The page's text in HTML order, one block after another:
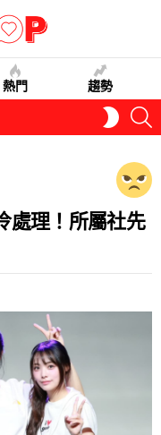
熱門 趨勢
SKIN
處理！所屬社先